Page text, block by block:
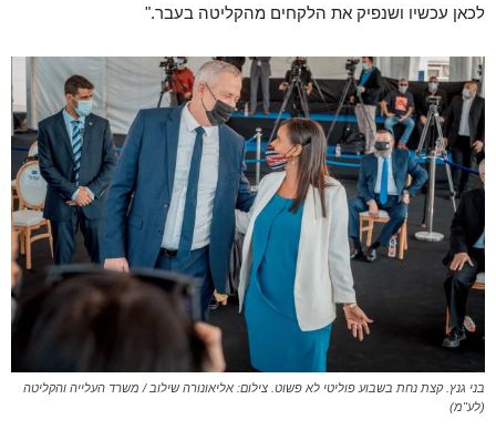
לכאן עכשיו ושנפיק את הלקחים מהקליטה בעבר."
בני גנץ. קצת נחת בשבוע פוליטי לא פשוט. צילום: אליאונורה שילוב / משרד העלייה והקליטה
(לע"מ)